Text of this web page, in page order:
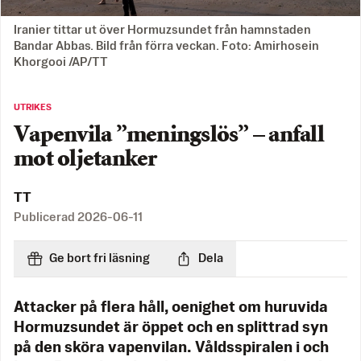
Iranier tittar ut över Hormuzsundet från hamnstaden
Bandar Abbas. Bild från förra veckan. Foto: Amirhosein
Khorgooi /AP/TT
UTRIKES
Vapenvila ”meningslös” – anfall
mot oljetanker
TT
Publicerad 2026-06-11
Ge bort fri läsning Dela
Attacker på flera håll, oenighet om huruvida
Hormuzsundet är öppet och en splittrad syn
på den sköra vapenvilan. Våldsspiralen i och